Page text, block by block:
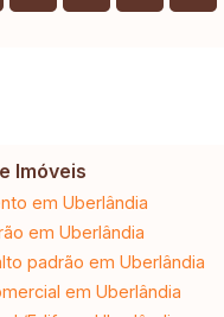
Imóveis
em Uberlândia
em Uberlândia
padrão em Uberlândia
em Uberlândia